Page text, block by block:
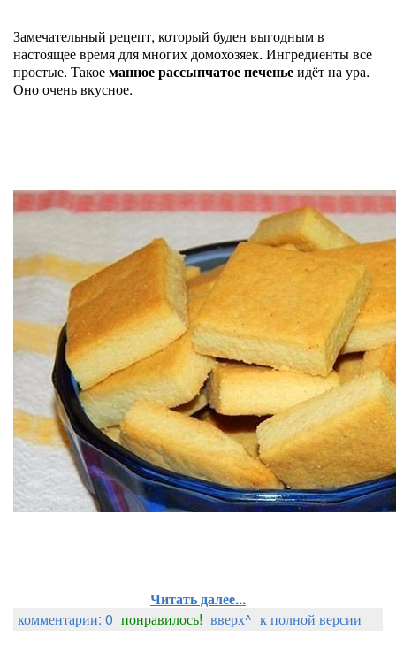
Замечательный рецепт, который буден выгодным в
настоящее время для многих домохозяек. Ингредиенты все
простые. Такоеманное рассыпчатое печеньеидёт на ура.
Оно очень вкусное.
Читать далее...
комментарии: 0 понравилось! вверх^ к полной версии